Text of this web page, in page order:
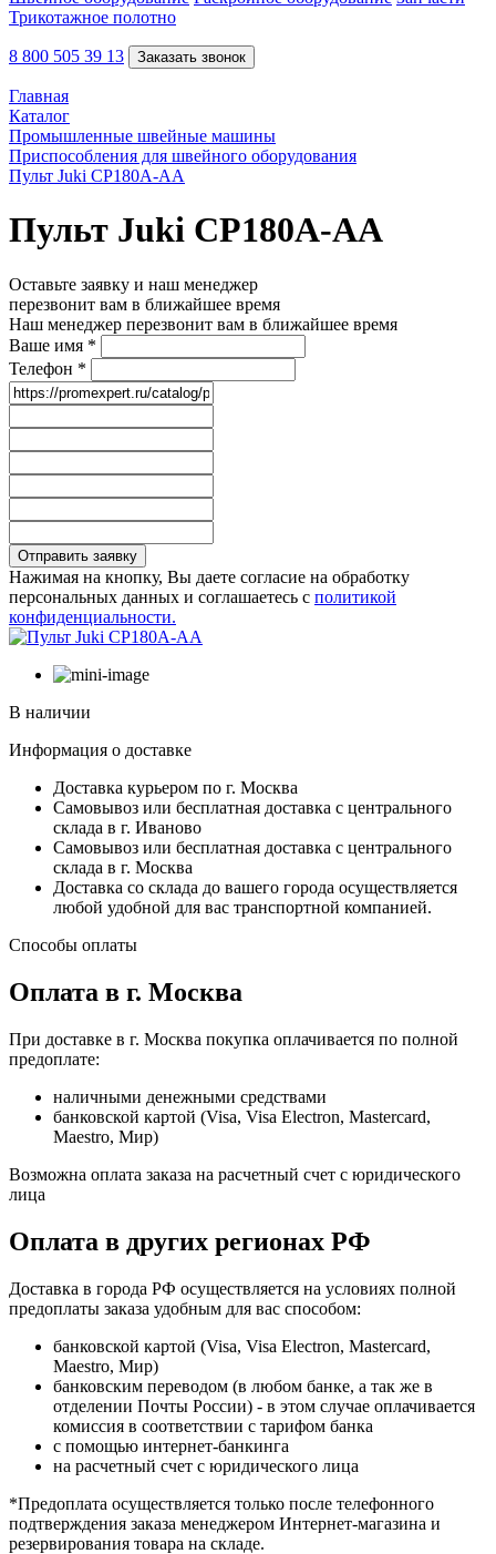
Трикотажное полотно
8 800 505 39 13 Заказать звонок
Главная
Каталог
Промышленные швейные машины
Приспособления для швейного оборудования
Пульт Juki CP180A-АА
Пульт Juki CP180A-АА
Оставьте заявку и наш менеджер
перезвонит вам в ближайшее время
Наш менеджер перезвонит вам в ближайшее время
Ваше имя *
Телефон *
Отправить заявку
Нажимая на кнопку, Вы даете согласие на обработку
персональных данных и соглашаетесь с политикой
конфиденциальности.
В наличии
Информация о доставке
Доставка курьером по г. Москва
Самовывоз или бесплатная доставка с центрального
склада в г. Иваново
Самовывоз или бесплатная доставка с центрального
склада в г. Москва
Доставка со склада до вашего города осуществляется
любой удобной для вас транспортной компанией.
Способы оплаты
Оплата в г. Москва
При доставке в г. Москва покупка оплачивается по полной
предоплате:
наличными денежными средствами
банковской картой (Visa, Visa Electron, Mastercard,
Maestro, Мир)
Возможна оплата заказа на расчетный счет с юридического
лица
Оплата в других регионах РФ
Доставка в города РФ осуществляется на условиях полной
предоплаты заказа удобным для вас способом:
банковской картой (Visa, Visa Electron, Mastercard,
Maestro, Мир)
банковским переводом (в любом банке, а так же в
отделении Почты России) - в этом случае оплачивается
комиссия в соответствии с тарифом банка
с помощью интернет-банкинга
на расчетный счет с юридического лица
*Предоплата осуществляется только после телефонного
подтверждения заказа менеджером Интернет-магазина и
резервирования товара на складе.